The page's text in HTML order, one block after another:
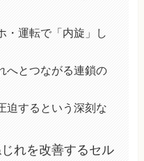
・運転で「内旋」し
へとつながる連鎖の
迫するという深刻な
れを改善するセル